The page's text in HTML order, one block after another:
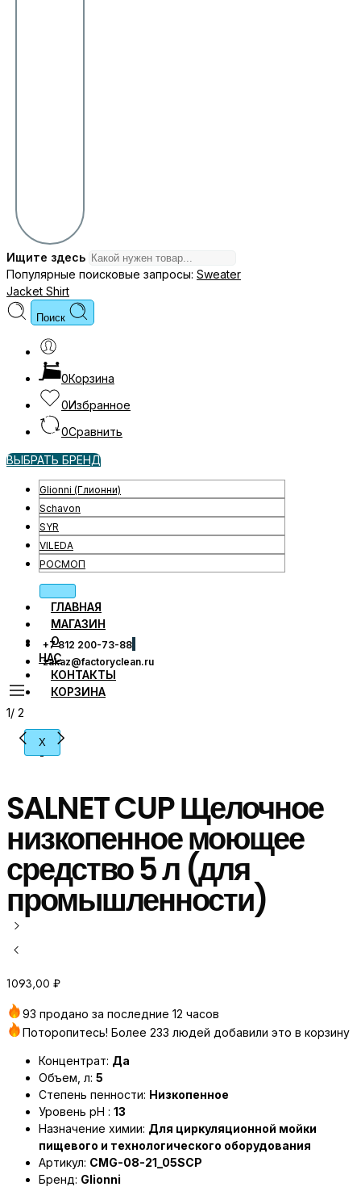
Ищите здесь
Популярные поисковые запросы: Sweater
Jacket Shirt
Поиск
0Корзина
0Избранное
0Сравнить
ВЫБРАТЬ БРЕНД
Glionni (Глионни)
Schavon
SYR
VILEDA
РОСМОП
ГЛАВНАЯ
МАГАЗИН
О
НАС
КОНТАКТЫ
КОРЗИНА
X
+7 812 200-73-88
zakaz@factoryclean.ru
1/ 2
SALNET CUP Щелочное
низкопенное моющее
средство 5 л (для
промышленности)
1093,00 ₽
93 продано за последние 12 часов
Поторопитесь! Более 233 людей добавили это в корзину
Концентрат: Да
Объем, л: 5
Степень пенности: Низкопенное
Уровень pH : 13
Назначение химии: Для циркуляционной мойки
пищевого и технологического оборудования
Артикул: CMG-08-21_05SCP
Бренд: Glionni